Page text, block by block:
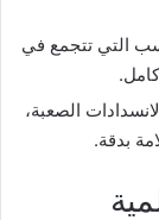
التي تتجمع في
الصعبة،
بدقة.